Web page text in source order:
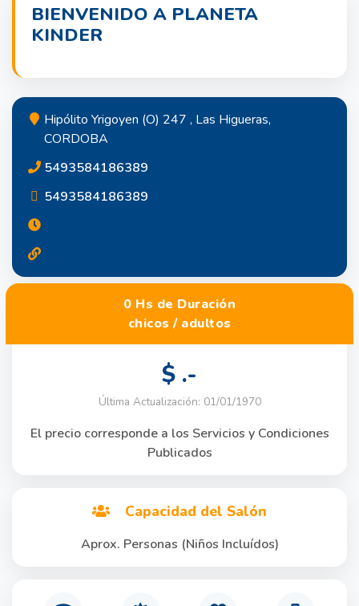
BIENVENIDO A PLANETA
KINDER
Hipólito Yrigoyen (O) 247 , Las Higueras,
CORDOBA
5493584186389
5493584186389
0 Hs de Duración
chicos / adultos
$ .-
Última Actualización: 01/01/1970
El precio corresponde a los Servicios y Condiciones
Publicados
Capacidad del Salón
Aprox. Personas (Niños Incluídos)